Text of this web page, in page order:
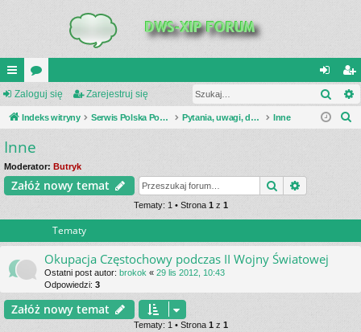
UI
C
K
_L
IN
or
a
al
og
ar
ej
Zaloguj się Zarejestruj się
Indeks witryny Serwis Polska Podziemna Pytania, uwagi, dyskusje Inne
Inne
Moderator: Butryk
Załóż nowy temat Szukaj
Tematy: 1 • Strona 1 z 1
Tematy
Okupacja Częstochowy podczas II Wojny Światowej
Ostatni post autor: brokok « 29 lis 2012, 10:43
Odpowiedzi: 3
Załóż nowy temat
Tematy: 1 • Strona 1z 1